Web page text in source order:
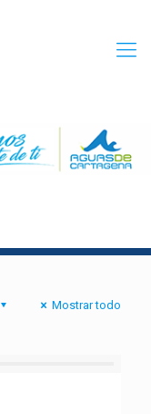
Mostrar todo